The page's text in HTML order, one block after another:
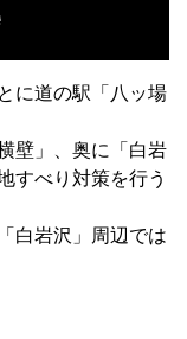
に道の駅「八ッ場
壁」、奥に「白岩
すべり対策を行う
白岩沢」周辺では